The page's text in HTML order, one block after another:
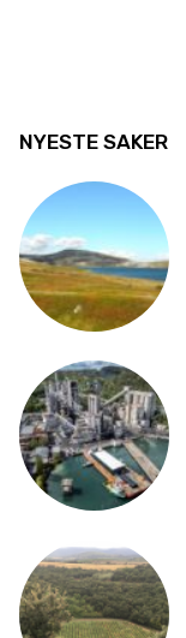
NYESTE SAKER